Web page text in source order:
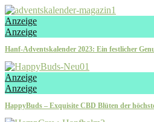
Anzeige
Anzeige
Hanf-Adventskalender 2023: Ein festlicher
Anzeige
Anzeige
HappyBuds – Exquisite CBD Blüten der